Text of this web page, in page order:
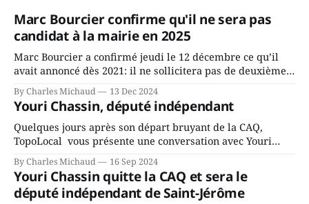
Marc Bourcier confirme qu'il ne sera pas
candidat à la mairie en 2025
Marc Bourcier a confirmé jeudi le 12 décembre ce qu’il
avait annoncé dès 2021: il ne sollicitera pas de deuxième
mandat à titre de maire de Saint-Jérôme. Bourcier en a
fait l’annonce en s’adressant aux employés de la ville,
rassemblés en soirée pour leur traditionnel souper
By Charles Michaud 13 Dec 2024
Youri Chassin, député indépendant
Quelques jours après son départ bruyant de la CAQ,
TopoLocal vous présente une conversation avec Youri
Chassin. Nous avons causé de sa décision. Y songeait-il
depuis longtemps? Sera-t-il candidat indépendant dans 2
ans? Joindrait-il un autre parti, par exemple les
conservateurs d’Éric Duhaime? Que lui
By Charles Michaud 16 Sep 2024
Youri Chassin quitte la CAQ et sera le
député indépendant de Saint-Jérôme